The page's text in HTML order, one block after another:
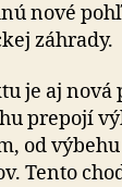
nové
záhrady.
je aj
prepojí
od výbehu
Tento